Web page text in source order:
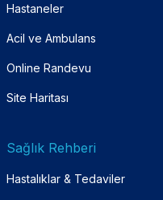
Hastaneler
Acil ve Ambulans
Online Randevu
Site Haritası
Sağlık Rehberi
Hastalıklar & Tedaviler